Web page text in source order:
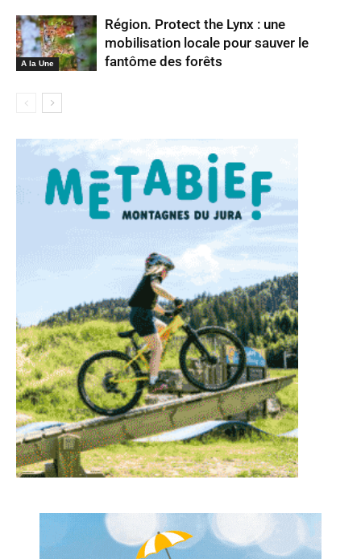
A la Une
Région. Protect the Lynx : une
mobilisation locale pour sauver le
fantôme des forêts